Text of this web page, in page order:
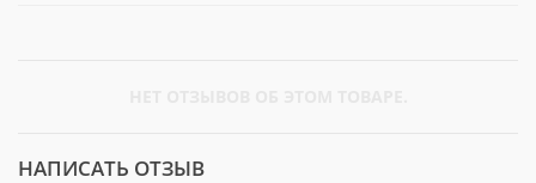
НАПИСАТЬ ОТЗЫВ